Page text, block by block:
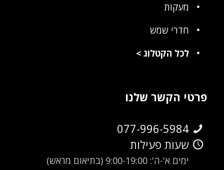
מעקות
חדרי שמש
לכל הקטלוג>
פרטי הקשר שלנו
077-996-5984
שעות פעילות
ימים א'-ה': 9:00-19:00 (בתיאום מראש)